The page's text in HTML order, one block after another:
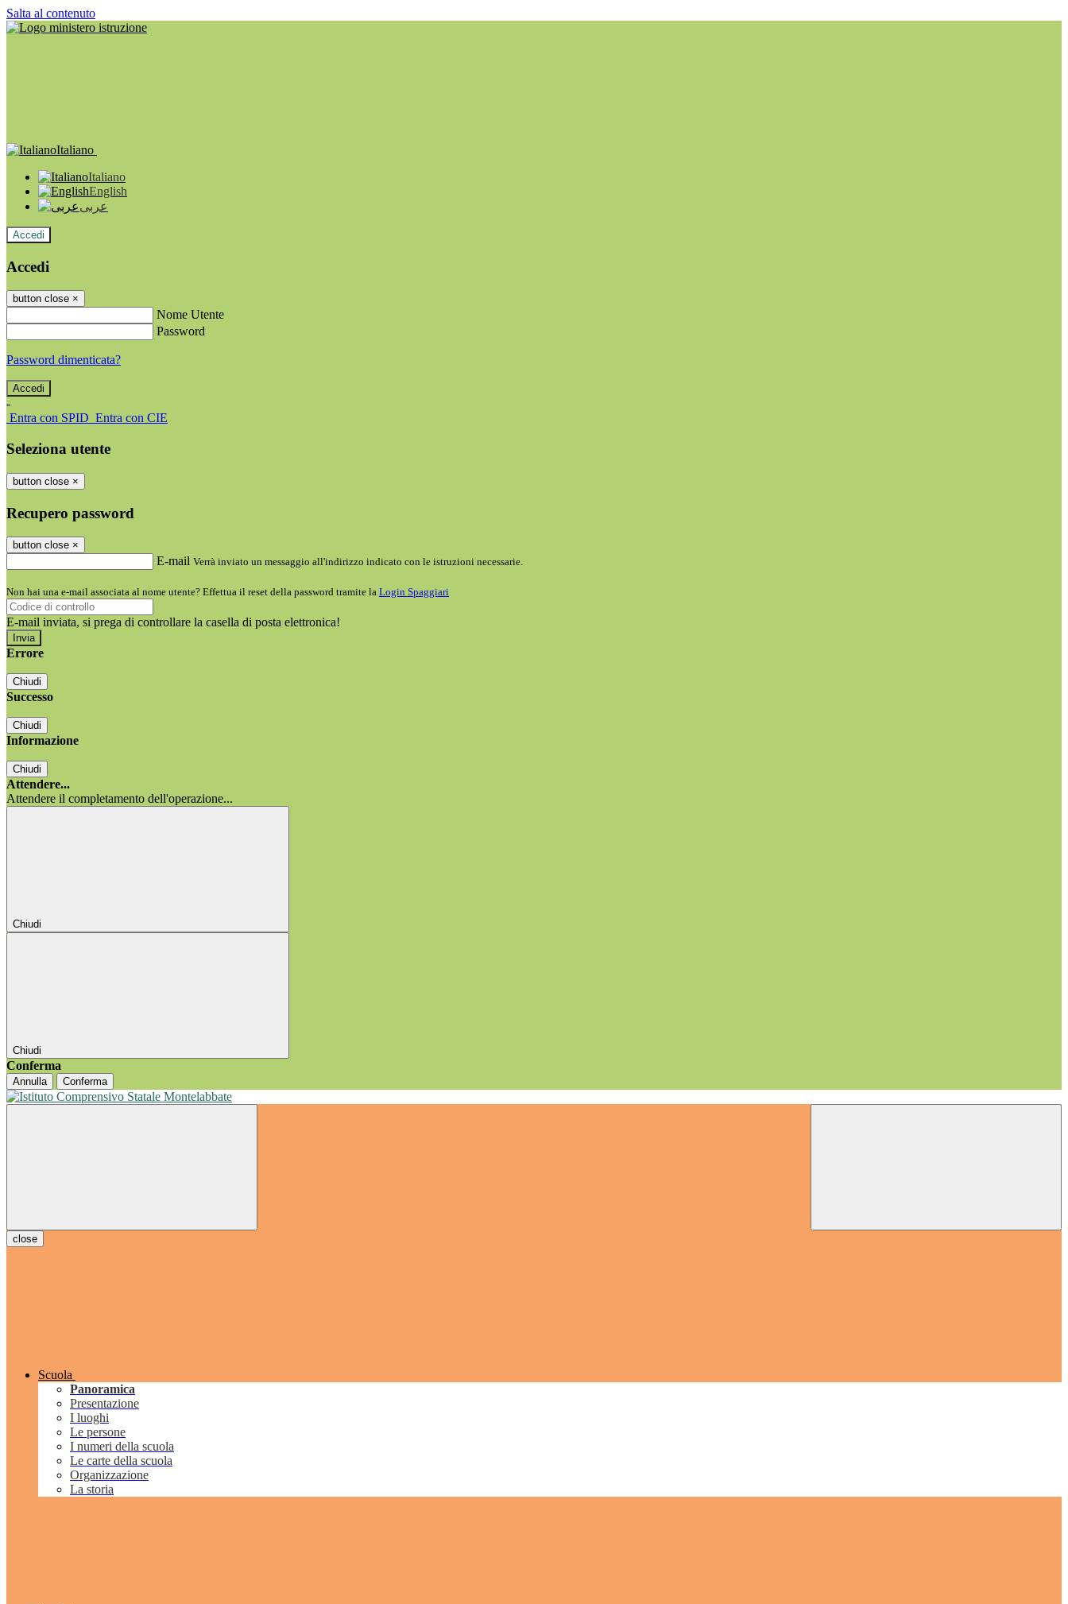
Salta al contenuto
Italiano
Italiano
English
عربى
Accedi
Accedi
button close ×
Nome Utente
Password
Password dimenticata?
-
Entra con SPID Entra con CIE
Seleziona utente
button close ×
Recupero password
button close ×
E-mail Verrà inviato un messaggio all'indirizzo indicato con le istruzioni necessarie.
Non hai una e-mail associata al nome utente? Effettua il reset della password tramite la Login Spaggiari
E-mail inviata, si prega di controllare la casella di posta elettronica!
Errore
Chiudi
Successo
Chiudi
Informazione
Chiudi
Attendere...
Attendere il completamento dell'operazione...
Chiudi
Chiudi
Conferma
Annulla Conferma
close
Scuola
Panoramica
Presentazione
I luoghi
Le persone
I numeri della scuola
Le carte della scuola
Organizzazione
La storia